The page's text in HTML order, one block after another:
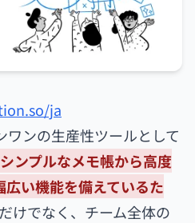
ja
ワンの生産性ツールとして
シンプルなメモ帳から高度
い機能を備えているた
けでなく、チーム全体の